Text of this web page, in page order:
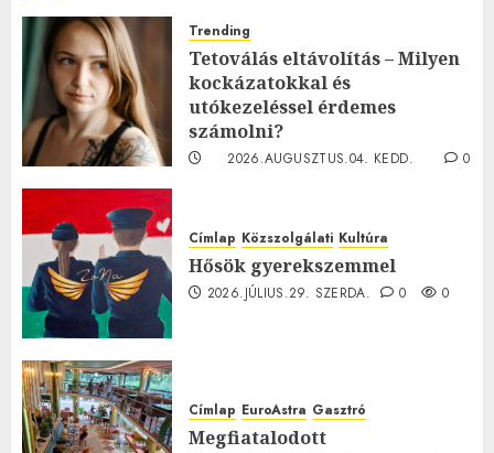
Trending
Tetoválás eltávolítás – Milyen
kockázatokkal és
utókezeléssel érdemes
számolni?
2026.AUGUSZTUS.04. KEDD.
0
Címlap Közszolgálati Kultúra
Hősök gyerekszemmel
2026.JÚLIUS.29. SZERDA. 0 0
Címlap EuroAstra Gasztró
Megfiatalodott